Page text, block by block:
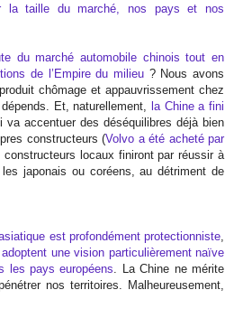
la taille du marché, nos pays et nos
du marché automobile chinois tout en
de l’Empire du milieu ? Nous avons
chômage et appauvrissement chez
Et, naturellement,la Chine a fini
va accentuer des déséquilibres déjà bien
constructeurs (Volvo a été acheté par
locaux finiront par réussir à
japonais ou coréens, au détriment de
est profondément protectionniste
adoptent une vision particulièrement naïve
les pays européens . La Chine ne mérite
nos territoires. Malheureusement,